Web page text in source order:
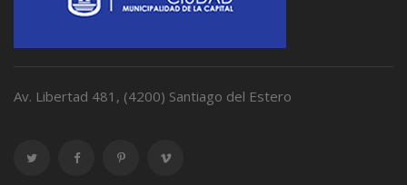
Av. Libertad 481, (4200) Santiago del Estero